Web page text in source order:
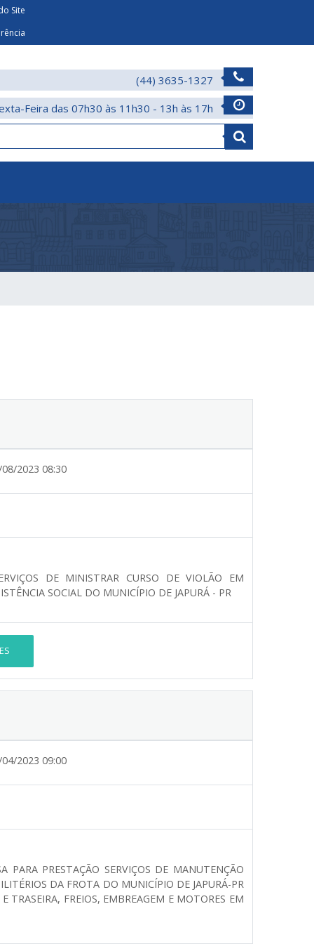
Site
(44) 3635-1327
Feira das 07h30 às 11h30 - 13h às 17h
2023 08:30
DE MINISTRAR CURSO DE VIOLÃO EM
SOCIAL DO MUNICÍPIO DE JAPURÁ - PR
2023 09:00
PARA PRESTAÇÃO SERVIÇOS DE MANUTENÇÃO
DA FROTA DO MUNICÍPIO DE JAPURÁ-PR
TRASEIRA, FREIOS, EMBREAGEM E MOTORES EM